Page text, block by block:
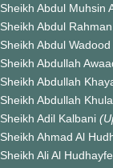
Sheikh Abdul Muhsin
Sheikh Abdul
Sheikh Abdul
Sheikh Abdullah
Sheikh Abdullah
Sheikh Abdullah
Sheikh Adil Kalbani
Sheikh Ahmad Al
Sheikh Ali Al